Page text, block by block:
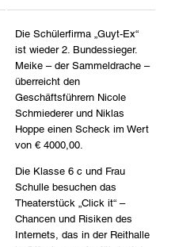
Die Schülerfirma „Guyt-Ex“
ist wieder 2. Bundessieger.
Meike – der Sammeldrache –
überreicht den
Geschäftsführern Nicole
Schmiederer und Niklas
Hoppe einen Scheck im Wert
von € 4000,00.
Die Klasse 6 c und Frau
Schulle besuchen das
Theaterstück „Click it“ –
Chancen und Risiken des
Internets, das in der Reithalle